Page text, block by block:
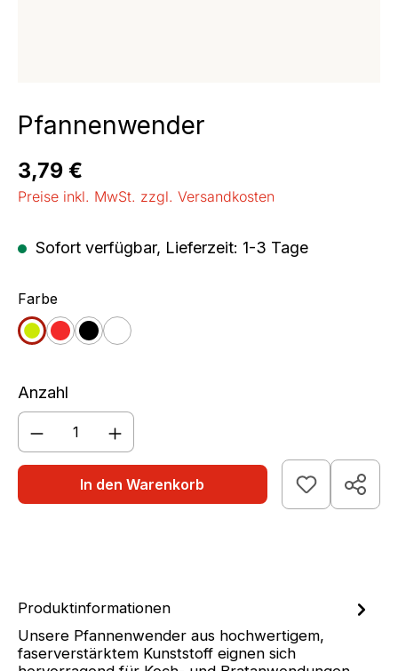
Pfannenwender
Regulärer Preis:
3,79 €
Preise inkl. MwSt. zzgl. Versandkosten
Sofort verfügbar, Lieferzeit: 1-3 Tage
Farbeauswählen
apfelgrün
rot schwarz
weiß
Anzahl
Produkt Anzahl: Gib den
In den Warenkorb
Produktinformationen
Unsere Pfannenwender aus hochwertigem,
faserverstärktem Kunststoff eignen sich